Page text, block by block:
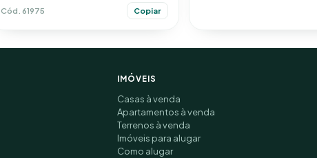
Cód. 61975 Copiar
IMÓVEIS
Casas à venda
Apartamentos à venda
Terrenos à venda
Imóveis para alugar
Como alugar